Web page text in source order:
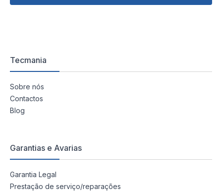
Tecmania
Sobre nós
Contactos
Blog
Garantias e Avarias
Garantia Legal
Prestação de serviço/reparações